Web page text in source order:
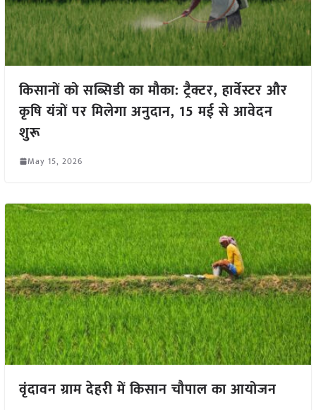
किसानों को सब्सिडी का मौका: ट्रैक्टर, हार्वेस्टर और
कृषि यंत्रों पर मिलेगा अनुदान, 15 मई से आवेदन
शुरू
May 15, 2026
वृंदावन ग्राम देहरी में किसान चौपाल का आयोजन